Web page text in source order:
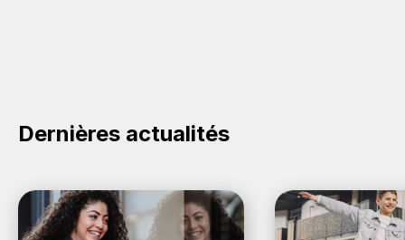
Dernières actualités